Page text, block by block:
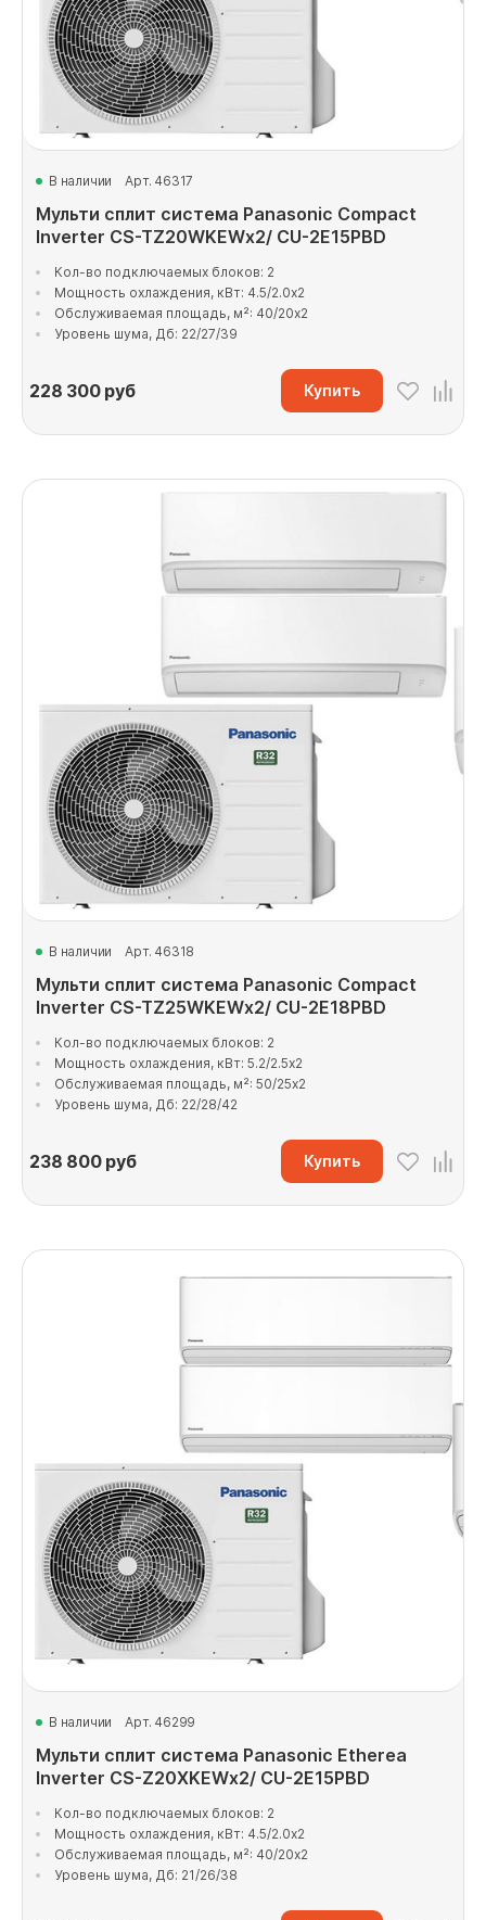
В наличии Арт. 46317
Мульти сплит система Panasonic Compact
Inverter CS-TZ20WKEWx2/ CU-2E15PBD
Кол-во подключаемых блоков: 2
Мощность охлаждения, кВт: 4.5/2.0x2
Обслуживаемая площадь, м²: 40/20x2
Уровень шума, Дб: 22/27/39
228 300руб Купить
В наличии Арт. 46318
Мульти сплит система Panasonic Compact
Inverter CS-TZ25WKEWx2/ CU-2E18PBD
Кол-во подключаемых блоков: 2
Мощность охлаждения, кВт: 5.2/2.5x2
Обслуживаемая площадь, м²: 50/25x2
Уровень шума, Дб: 22/28/42
238 800руб Купить
В наличии Арт. 46299
Мульти сплит система Panasonic Etherea
Inverter CS-Z20XKEWx2/ CU-2E15PBD
Кол-во подключаемых блоков: 2
Мощность охлаждения, кВт: 4.5/2.0x2
Обслуживаемая площадь, м²: 40/20x2
Уровень шума, Дб: 21/26/38